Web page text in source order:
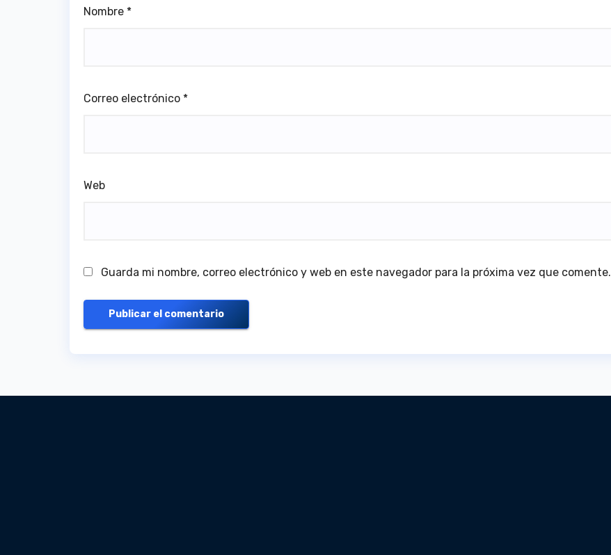
Nombre *
Correo electrónico *
Web
Guarda mi nombre, correo electrónico y web en este navegador para la próxima vez que comente.